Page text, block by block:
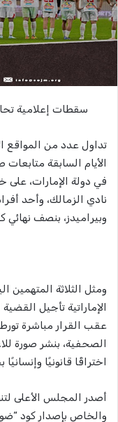
سقطات إعلامية
تداول عدد من المواقع
الأيام السابقة
في دولة الإمارات،
نادي الزمالك، وأحد
وبيراميدز، بنصف
ومثل الثلاثة المتهمين
عقب القرار مباشرة
الصحفية، بنشر صورة
اختراقًا قانونيًا
والخاص بإصدار كود